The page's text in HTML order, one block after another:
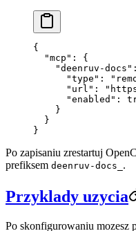
{
  "mcp"
: {
    "deenruv-docs"
      "type"
:
      "url"
:
      "enabled"
:
    }
  }
}
Po zapisaniu zrestartuj
prefiksem deenruv-docs_ .
Przyklady uzycia
Po skonfigurowaniu mozesz